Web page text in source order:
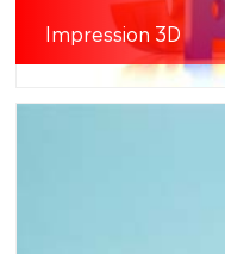
Impression 3D